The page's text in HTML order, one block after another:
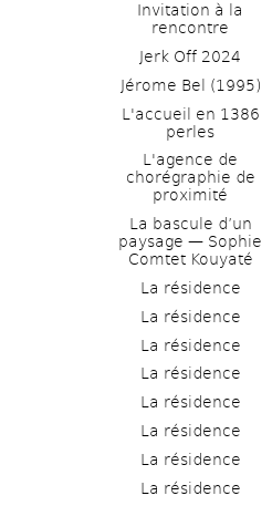
Invitation à la
rencontre
Jerk Off 2024
Jérome Bel (1995)
L'accueil en 1386
perles
L'agence de
chorégraphie de
proximité
La bascule d’un
paysage — Sophie
Comtet Kouyaté
La résidence
La résidence
La résidence
La résidence
La résidence
La résidence
La résidence
La résidence